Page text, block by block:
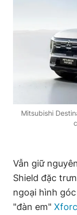
Tổng biên tập:
Phó tổng biên tập
Phó tổng biên tập:
Phó tổng biên tập:
Tổng thư ký tòa
Giấy phép xuất bản
© 2003-2026 Bản
chép dưới mọi hình
bản. Phát triển bởi
Mitsubishi
Vẫn giữ
Shield đặc
ngoại hình
"đàn em"